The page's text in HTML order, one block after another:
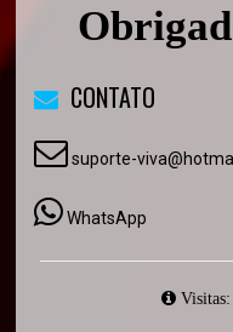
CONTATO
suporte-
WhatsApp